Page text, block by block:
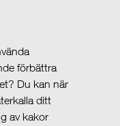
förbättra
Du kan när
ditt
av kakor